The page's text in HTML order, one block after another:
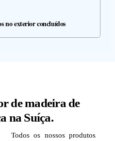
no exterior concluídos
de madeira de
na Suíça.
Todos os nossos produtos